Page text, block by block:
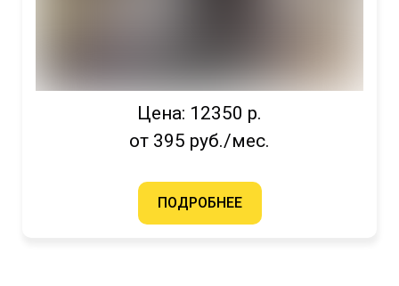
Цена: 12350 р.
от 395 руб./мес.
ПОДРОБНЕЕ